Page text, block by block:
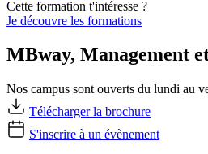
Cette formation t'intéresse ?
Je découvre les formations
MBway, Management
Nos campus sont ouverts du lundi au
Télécharger la brochure
S'inscrire à un évènement